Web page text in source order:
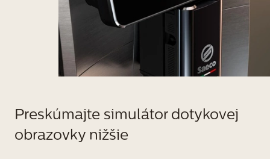
Preskúmajte simulátor dotykovej
obrazovky nižšie